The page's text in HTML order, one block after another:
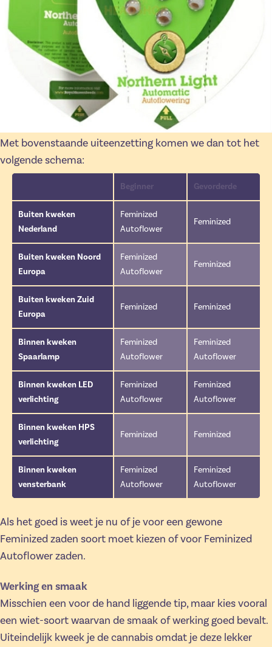
Met bovenstaande uiteenzetting komen we dan tot het
volgende schema:
Beginner Gevorderde
Buiten kweken
Nederland
Feminized
Autoflower
Feminized
Buiten kweken Noord
Europa
Feminized
Autoflower
Feminized
Buiten kweken Zuid
Europa
Feminized Feminized
Binnen kweken
Spaarlamp
Feminized
Autoflower
Feminized
Autoflower
Binnen kweken LED
verlichting
Feminized
Autoflower
Feminized
Autoflower
Binnen kweken HPS
verlichting
Feminized Feminized
Binnen kweken
vensterbank
Feminized
Autoflower
Feminized
Autoflower
Als het goed is weet je nu of je voor een gewone
Feminized zaden soort moet kiezen of voor Feminized
Autoflower zaden.
Werking en smaak
Misschien een voor de hand liggende tip, maar kies vooral
een wiet-soort waarvan de smaak of werking goed bevalt.
Uiteindelijk kweek je de cannabis omdat je deze lekker